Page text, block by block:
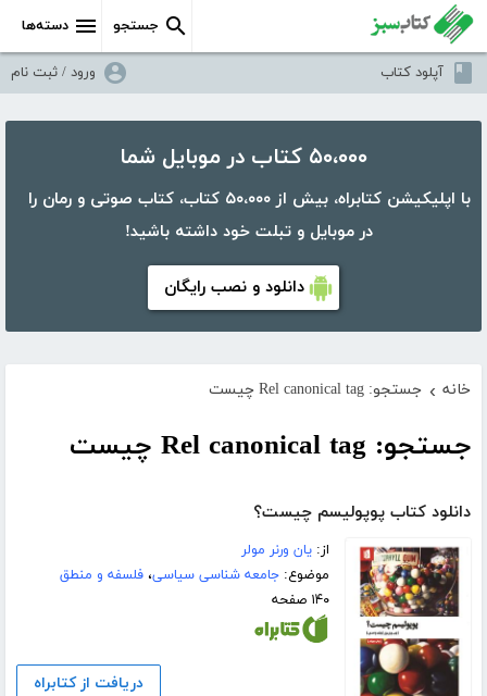
دسته‌ها جستجو
آپلود کتاب ورود / ثبت نام
۵۰،۰۰۰ کتاب در موبایل شما
با اپلیکیشن کتابراه، بیش از ۵۰،۰۰۰ کتاب، کتاب صوتی و رمان را
در موبایل و تبلت خود داشته باشید!
دانلود و نصب رایگان
خانه › جستجو: Rel canonical tag چیست
جستجو: Rel canonical tag چیست
دانلود کتاب پوپولیسم چیست؟
از:یان ورنر مولر
موضوع:جامعه شناسی سیاسی،فلسفه و منطق
۱۴۰ صفحه
دریافت از کتابراه